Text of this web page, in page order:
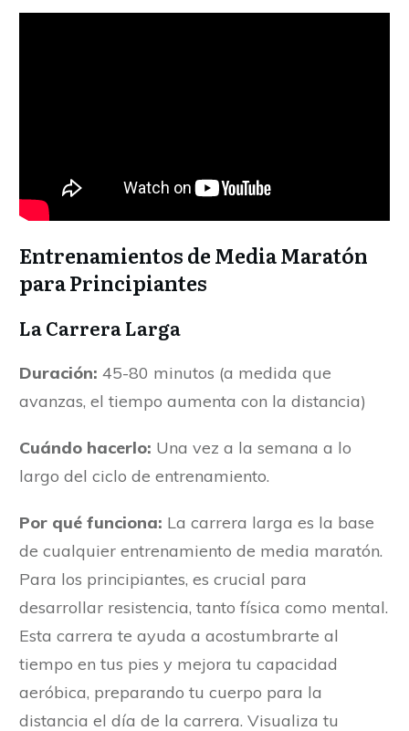
Entrenamientos de Media Maratón
para Principiantes
La Carrera Larga
Duración: 45-80 minutos (a medida que
avanzas, el tiempo aumenta con la distancia)
Cuándo hacerlo: Una vez a la semana a lo
largo del ciclo de entrenamiento.
Por qué funciona: La carrera larga es la base
de cualquier entrenamiento de media maratón.
Para los principiantes, es crucial para
desarrollar resistencia, tanto física como mental.
Esta carrera te ayuda a acostumbrarte al
tiempo en tus pies y mejora tu capacidad
aeróbica, preparando tu cuerpo para la
distancia el día de la carrera. Visualiza tu